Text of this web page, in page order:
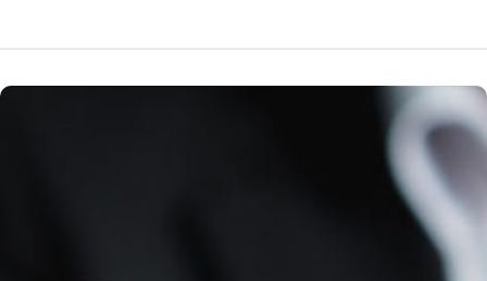
Агенція нерухомості в
Агенція нерухомості в